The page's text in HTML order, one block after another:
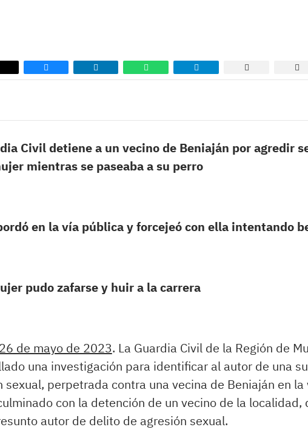
Civil detiene a un vecino de Beniaján por agredir
mientras se paseaba a su perro
en la vía pública y forcejeó con ella intentando
pudo zafarse y huir a la carrera
de mayo de 2023. La Guardia Civil de la Región de
una investigación para identificar al autor de una
sexual, perpetrada contra una vecina de Beniaján en
con la detención de un vecino de la localidad,
autor de delito de agresión sexual.